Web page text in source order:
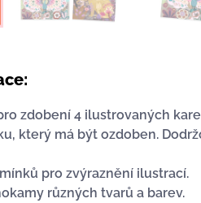
zdobení 4 ilustrovaných
který má být ozdoben.
pro zvýraznění ilustrací.
různých tvarů a barev.